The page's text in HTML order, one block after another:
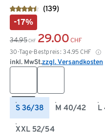
(139)
-17%
34.95 CHF 29.00 CHF
30-Tage-Bestpreis: 34.95 CHF
inkl. MwSt.zzgl. Versandkosten
S 36/38 M 40/42 L
XXL 52/54